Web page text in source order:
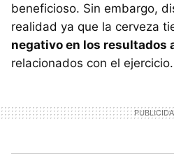
beneficioso. Sin embargo,
realidad ya que la cerveza
negativo en los resultados
relacionados con el ejercicio.